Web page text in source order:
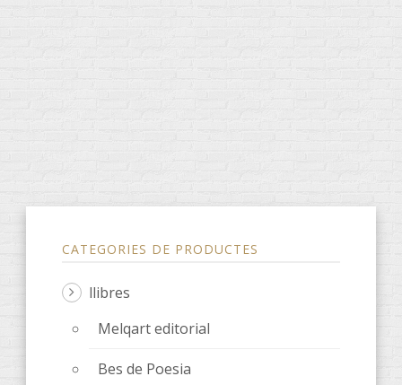
CATEGORIES DE PRODUCTES
llibres
Melqart editorial
Bes de Poesia